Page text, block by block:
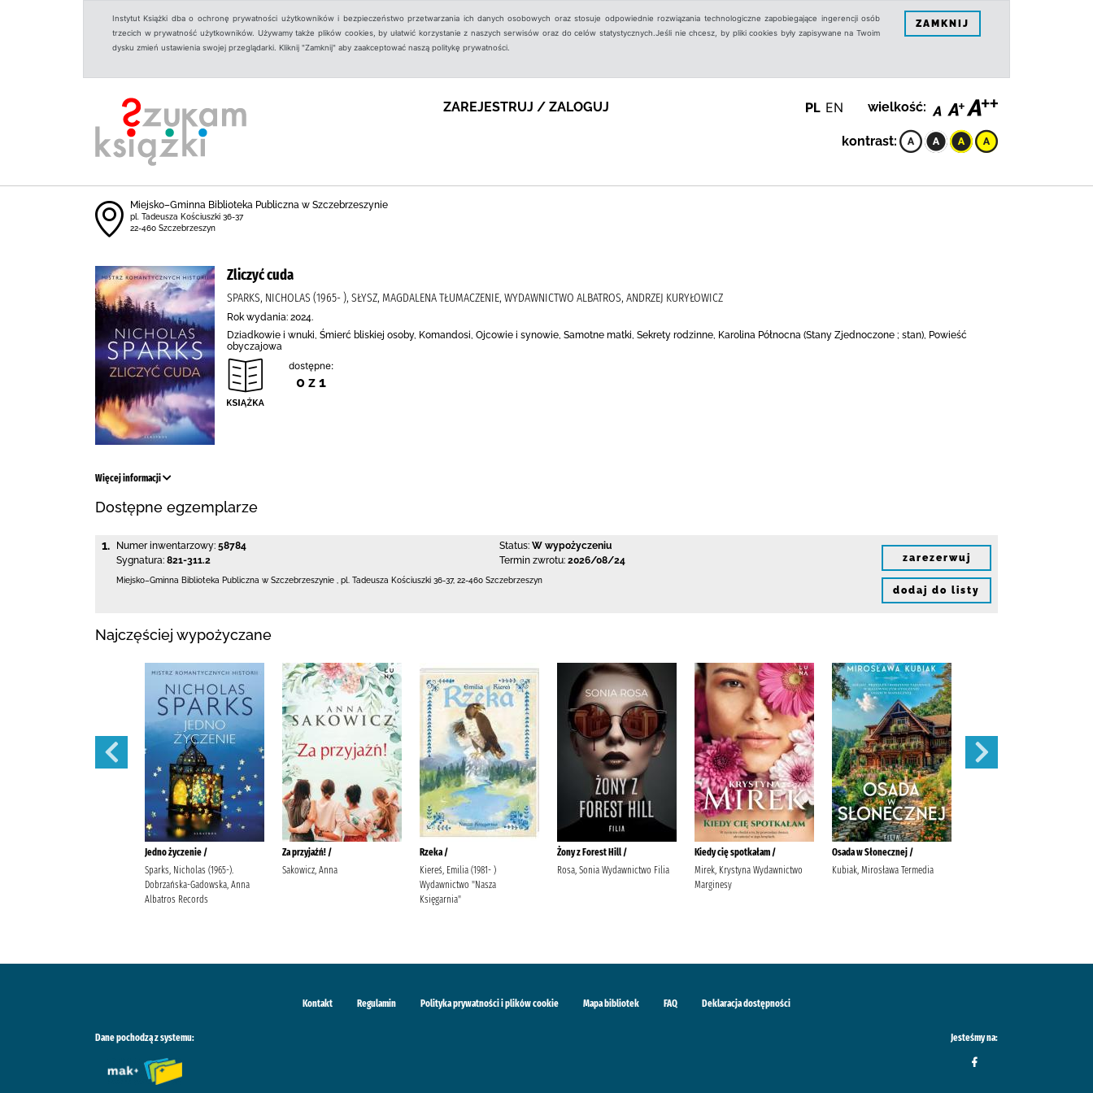
Instytut Książki dba o ochronę prywatności użytkowników i bezpieczeństwo przetwarzania ich danych osobowych oraz stosuje odpowiednie rozwiązania technologiczne zapobiegające ingerencji osób
trzecich w prywatność użytkowników. Używamy także plików cookies, by ułatwić korzystanie z naszych serwisów oraz do celów statystycznych.Jeśli nie chcesz, by pliki cookies były zapisywane na Twoim
dysku zmień ustawienia swojej przeglądarki. Kliknij "Zamknij" aby zaakceptować naszą politykę prywatności.
ZAMKNIJ
ZAREJESTRUJ / ZALOGUJ PL EN wielkość:
kontrast:
Miejsko–Gminna Biblioteka Publiczna w Szczebrzeszynie
pl. Tadeusza Kościuszki 36-37
22-460 Szczebrzeszyn
Zliczyć cuda
SPARKS, NICHOLAS (1965- ), SŁYSZ, MAGDALENA TŁUMACZENIE, WYDAWNICTWO ALBATROS, ANDRZEJ KURYŁOWICZ
Rok wydania: 2024.
Dziadkowie i wnuki, Śmierć bliskiej osoby, Komandosi, Ojcowie i synowie, Samotne matki, Sekrety rodzinne, Karolina Północna (Stany Zjednoczone ; stan), Powieść
obyczajowa
dostępne:
0 z 1
Więcej informacji
Dostępne egzemplarze
1. Numer inwentarzowy: 58784
Sygnatura: 821-311.2
Status: W wypożyczeniu
Termin zwrotu: 2026/08/24
Miejsko–Gminna Biblioteka Publiczna w Szczebrzeszynie pl. Tadeusza Kościuszki 36-37, 22-460 Szczebrzeszyn
zarezerwuj
dodaj do listy
Najczęściej wypożyczane
Jedno życzenie /
Sparks, Nicholas (1965-).
Dobrzańska-Gadowska, Anna
Albatros Records
Za przyjaźń! /
Sakowicz, Anna
Rzeka /
Kiereś, Emilia (1981- )
Wydawnictwo "Nasza
Księgarnia"
Żony z Forest Hill /
Rosa, Sonia Wydawnictwo Filia
Kiedy cię spotkałam /
Mirek, Krystyna Wydawnictwo
Marginesy
Osada w Słonecznej /
Kubiak, Mirosława Termedia
Kontakt Regulamin Polityka prywatności i plików cookie Mapa bibliotek FAQ Deklaracja dostępności
Dane pochodzą z systemu: Jesteśmy na: